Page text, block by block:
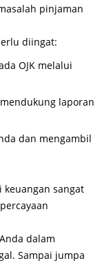
pinjaman
diingat:
OJK melalui
laporan
dan mengambil
sangat
dalam
Sampai jumpa